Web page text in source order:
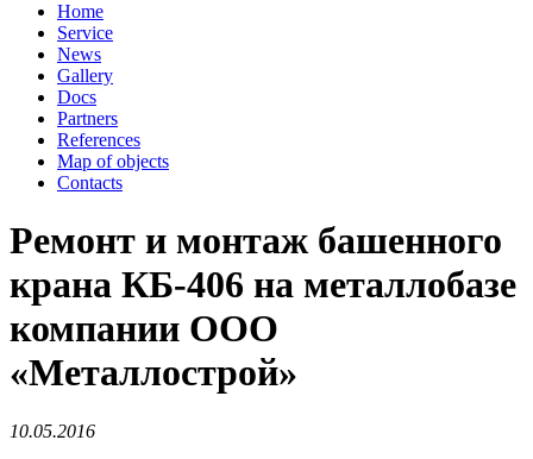
Home
Service
News
Gallery
Docs
Partners
References
Map of objects
Сontacts
Ремонт и монтаж башенного
крана КБ-406 на металлобазе
компании ООО
«Металлострой»
10.05.2016